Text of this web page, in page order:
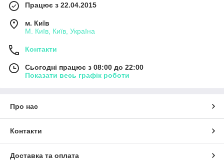
Працює з 22.04.2015
м. Київ
М. Київ, Київ, Україна
Контакти
Сьогодні працює з 08:00 до 22:00
Показати весь графік роботи
Про нас
Контакти
Доставка та оплата